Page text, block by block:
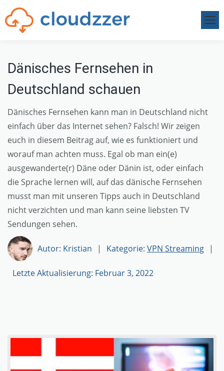
Dänisches Fernsehen in
Deutschland schauen
Dänisches Fernsehen kann man in Deutschland nicht
einfach über das Internet sehen? Falsch! Wir zeigen
euch in diesem Beitrag auf, wie es funktioniert und
worauf man achten muss. Egal ob man ein(e)
ausgewanderte(r) Däne oder Dänin ist, oder einfach
die Sprache lernen will, auf das dänische Fernsehen
musst man mit unseren Tipps auch in Deutschland
nicht verzichten und man kann seine liebsten TV
Sendungen sehen.
Autor: Kristian | Kategorie: VPN Streaming |
Letzte Aktualisierung: Februar 3, 2022